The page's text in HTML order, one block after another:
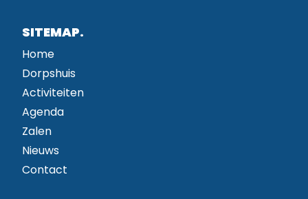
SITEMAP.
Home
Dorpshuis
Activiteiten
Agenda
Zalen
Nieuws
Contact